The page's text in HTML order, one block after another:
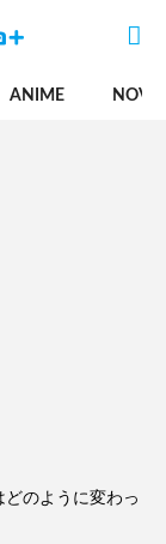
ANIME
どのように変わっ